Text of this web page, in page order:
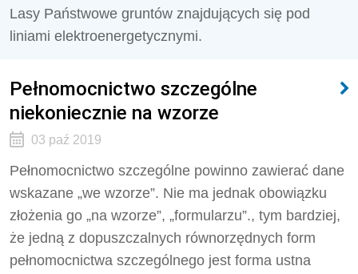
Lasy Państwowe gruntów znajdujących się pod
liniami elektroenergetycznymi.
Pełnomocnictwo szczególne
niekoniecznie na wzorze
03 paź 2019
Pełnomocnictwo szczególne powinno zawierać dane
wskazane „we wzorze”. Nie ma jednak obowiązku
złożenia go „na wzorze”, „formularzu”., tym bardziej,
że jedną z dopuszczalnych równorzędnych form
pełnomocnictwa szczególnego jest forma ustna